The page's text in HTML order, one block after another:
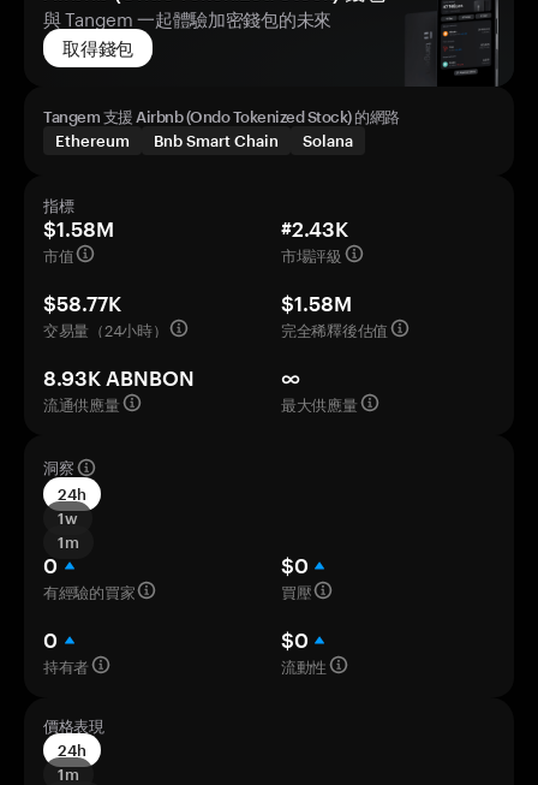
與 Tangem 一起體驗加密錢包的未來
取得錢包
Tangem 支援 Airbnb (Ondo Tokenized Stock) 的網路
Ethereum
Bnb Smart Chain Solana
指標
$1.58M
市值
#2.43K
市場評級
$58.77K
交易量（24小時）
$1.58M
完全稀釋後估值
8.93K ABNBON
流通供應量
∞
最大供應量
洞察
24h
1w
1m
0
有經驗的買家
$0
買壓
0
持有者
$0
流動性
價格表現
24h
1m